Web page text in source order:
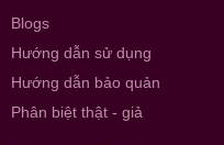
Blogs
Hướng dẫn sử dụng
Hướng dẫn bảo quản
Phân biệt thật - giả